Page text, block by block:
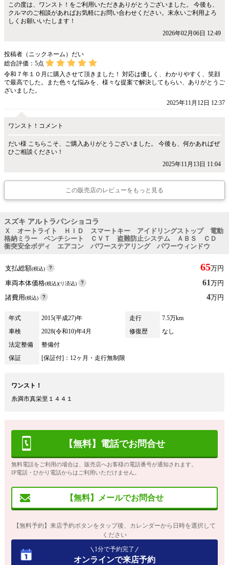
この度は、ワンスト！をご利用いただきありがとうございました。 今後も、
クルマのご相談があればお気軽にお問い合わせください。末永いご利用よろ
しくお願いいたします！
2026年02月06日 12:49
投稿者（ニックネーム）だい
総合評価： 5点
令和７年１０月に購入させて頂きました！ 対応は優しく、わかりやすく、笑顔
で最高でした。また色々な悩みを、様々な提案で解決してもらい、ありがとうご
ざいました。
2025年11月12日 12:37
ワンスト！コメント
だい様 こちらこそ、ご購入ありがとうございました。 今後も、何かあればぜ
ひご相談ください！
2025年11月13日 11:04
この販売店のレビューをもっと見る
スズキ アルトラパンショコラ
Ｘ オートライト ＨＩＤ スマートキー アイドリングストップ 電動
格納ミラー ベンチシート ＣＶＴ 盗難防止システム ＡＢＳ ＣＤ
衝突安全ボディ エアコン パワーステアリング パワーウィンドウ
支払総額(税込) 65万円
車両本体価格(税込)(リ済込) 61万円
諸費用(税込) 4万円
年式 2015(平成27)年 走行
7.5万km
車検
2028(令和10)年4月 修復歴
なし
法定整備
整備付
保証
[保証付]：12ヶ月・走行無制限
ワンスト！
糸満市真栄里１４４１
【無料】電話でお問合せ
無料電話をご利用の場合は、販売店へお客様の電話番号が通知されます。
IP電話・ひかり電話からはご利用いただけません。
【無料】メールでお問合せ
【無料予約】来店予約ボタンをタップ後、カレンダーから日時を選択して
ください
1分で予約完了
オンラインで来店予約